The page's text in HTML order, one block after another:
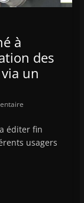
à
des
un
éditer fin
usagers